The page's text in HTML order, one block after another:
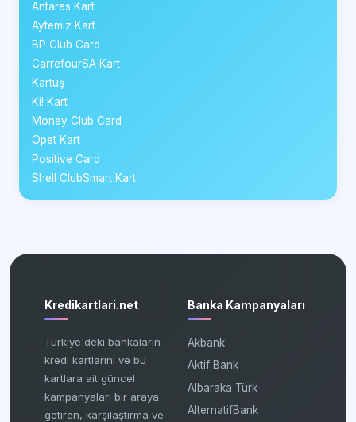
Antares Kart
Aytemiz Kart
BP Club Card
CarrefourSA Kart
Kartuş
Ki! Kart
Money Club Card
Opet Kart
Positive Card
Shell ClubSmart Kart
Kredikartlari.net
Türkiye'deki bankaların
kredi kartlarını ve bu
kartlara ait güncel
kampanyaları bir araya
getiren, karşılaştırma ve
Banka Kampanyaları
Akbank
Aktif Bank
Albaraka Türk
AlternatifBank